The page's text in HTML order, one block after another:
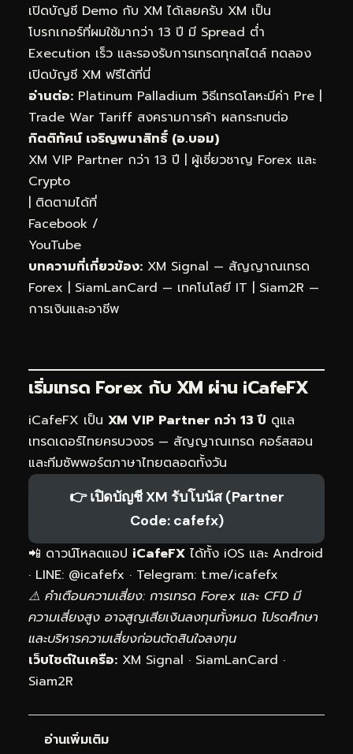
เปิดบัญชี Demo กับ XM ได้เลยครับ XM เป็น
โบรกเกอร์ที่ผมใช้มากว่า 13 ปี มี Spread ต่ำ
Execution เร็ว และรองรับการเทรดทุกสไตล์ ทดลอง
เปิดบัญชี XM ฟรีได้ที่นี่
อ่านต่อ: Platinum Palladium วิธีเทรดโลหะมีค่า Pre |
Trade War Tariff สงครามการค้า ผลกระทบต่อ
กิตติทัศน์ เจริญพนาสิทธิ์ (อ.บอม)
XM VIP Partner กว่า 13 ปี | ผู้เชี่ยวชาญ Forex และ
Crypto
| ติดตามได้ที่
Facebook /
YouTube
บทความที่เกี่ยวข้อง: XM Signal — สัญญาณเทรด
Forex | SiamLanCard — เทคโนโลยี IT | Siam2R —
การเงินและอาชีพ
เริ่มเทรด Forex กับ XM ผ่าน iCafeFX
iCafeFX เป็น XM VIP Partner กว่า 13 ปี ดูแล
เทรดเดอร์ไทยครบวงจร — สัญญาณเทรด คอร์สสอน
และทีมซัพพอร์ตภาษาไทยตลอดทั้งวัน
👉 เปิดบัญชี XM รับโบนัส (Partner
Code: cafefx)
📲 ดาวน์โหลดแอป iCafeFX ได้ทั้ง iOS และ Android
· LINE: @icafefx · Telegram: t.me/icafefx
⚠️ คำเตือนความเสี่ยง: การเทรด Forex และ CFD มี
ความเสี่ยงสูง อาจสูญเสียเงินลงทุนทั้งหมด โปรดศึกษา
และบริหารความเสี่ยงก่อนตัดสินใจลงทุน
เว็บไซต์ในเครือ: XM Signal · SiamLanCard ·
Siam2R
อ่านเพิ่มเติม